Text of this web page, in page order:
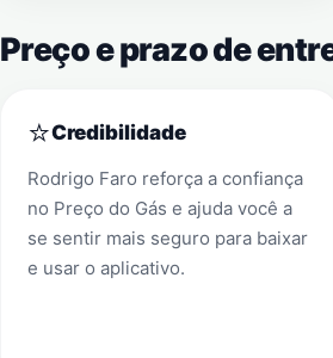
Preço e prazo de
⭐Credibilidade
Rodrigo Faro reforça a confiança
no Preço do Gás e ajuda você a
se sentir mais seguro para baixar
e usar o aplicativo.